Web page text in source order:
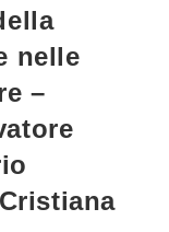
nelle
–